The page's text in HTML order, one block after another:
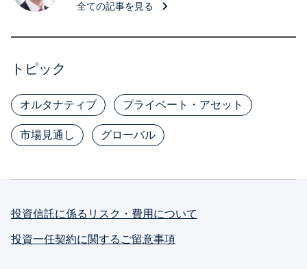
全ての記事を見る
トピック
オルタナティブ プライベート・アセット
市場見通し グローバル
投資信託に係るリスク・費用について
投資一任契約に関するご留意事項